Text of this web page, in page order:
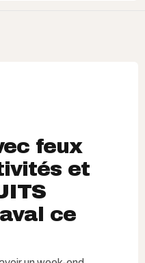
feux
et
ce